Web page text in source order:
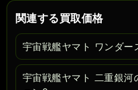
関連する買取価格
宇宙戦艦ヤマト ワンダー
宇宙戦艦ヤマト 二重銀河